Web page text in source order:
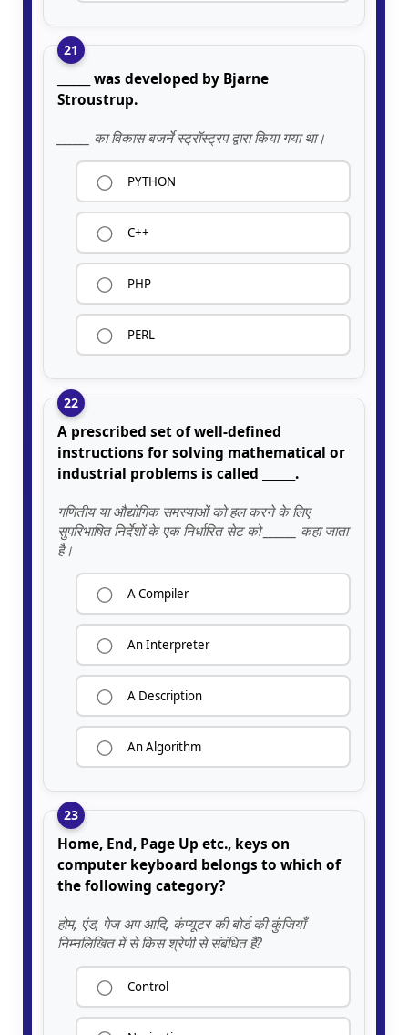
21
______ was developed by Bjarne
Stroustrup.
______ का विकास बजर्ने स्ट्रॉस्ट्रप द्वारा किया गया था।
PYTHON
C++
PHP
PERL
22
A prescribed set of well-defined
instructions for solving mathematical or
industrial problems is called ______.
गणितीय या औद्योगिक समस्याओं को हल करने के लिए
सुपरिभाषित निर्देशों के एक निर्धारित सेट को ______ कहा जाता
है।
A Compiler
An Interpreter
A Description
An Algorithm
23
Home, End, Page Up etc., keys on
computer keyboard belongs to which of
the following category?
होम, एंड, पेज अप आदि, कंप्यूटर की बोर्ड की कुंजियाँ
निम्नलिखित में से किस श्रेणी से संबंधित हैं?
Control